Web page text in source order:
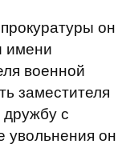
он
имени
военной
заместителя
с
увольнения он